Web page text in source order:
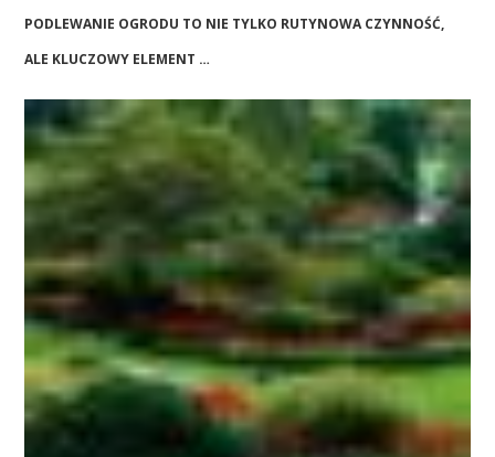
PODLEWANIE OGRODU TO NIE TYLKO RUTYNOWA CZYNNOŚĆ,
ALE KLUCZOWY ELEMENT …